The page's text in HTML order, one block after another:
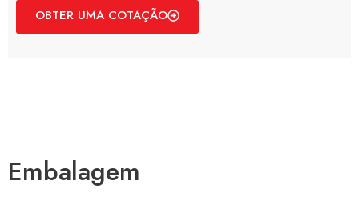
OBTER UMA COTAÇÃO
Embalagem